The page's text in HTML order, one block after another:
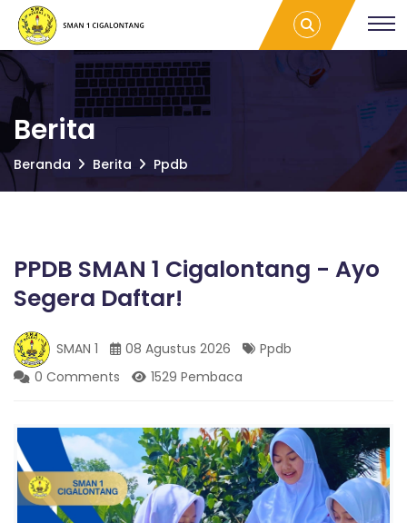
S
M
A
N
C
G
A
L
PPDB SMAN 1
Cigalontang -
Ayo Segera
Daftar! | SMAN
CIGALONTANG
A
N
I
A
O
Berita
Beranda Berita Ppdb
PPDB SMAN 1 Cigalontang - Ayo
Segera Daftar!
SMAN 1 08 Agustus 2026
Ppdb
0 Comments
1529 Pembaca